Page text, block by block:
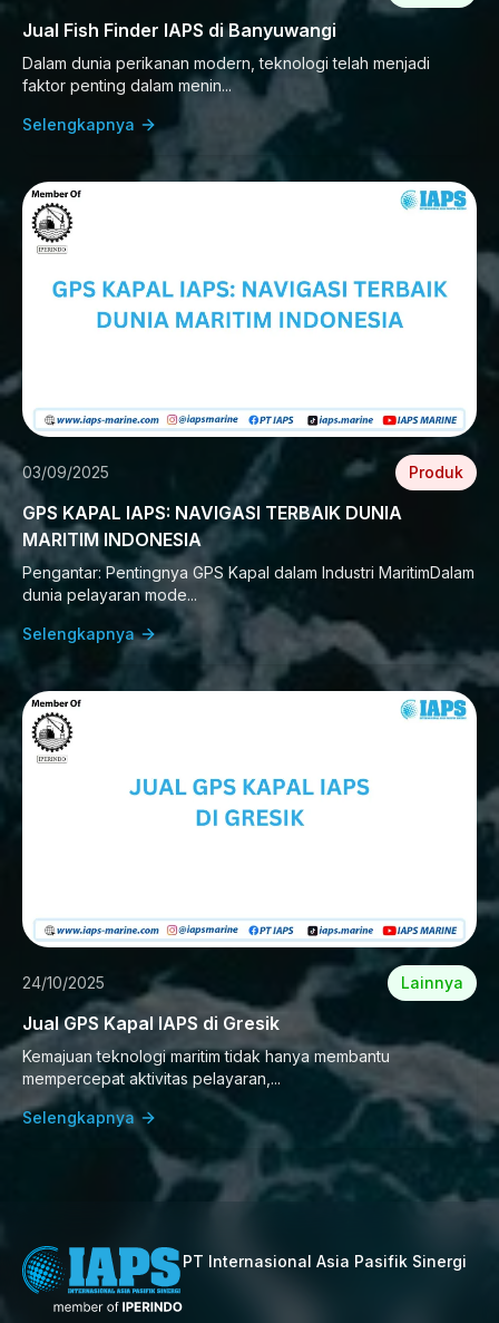
Jual Fish Finder IAPS di Banyuwangi
Dalam dunia perikanan modern, teknologi telah menjadi
faktor penting dalam menin...
Selengkapnya
03/09/2025 Produk
GPS KAPAL IAPS: NAVIGASI TERBAIK DUNIA
MARITIM INDONESIA
Pengantar: Pentingnya GPS Kapal dalam Industri MaritimDalam
dunia pelayaran mode...
Selengkapnya
24/10/2025 Lainnya
Jual GPS Kapal IAPS di Gresik
Kemajuan teknologi maritim tidak hanya membantu
mempercepat aktivitas pelayaran,...
Selengkapnya
PT Internasional Asia Pasifik Sinergi